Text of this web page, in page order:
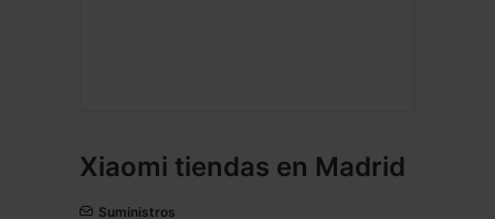
Xiaomi tiendas en Madrid
Suministros